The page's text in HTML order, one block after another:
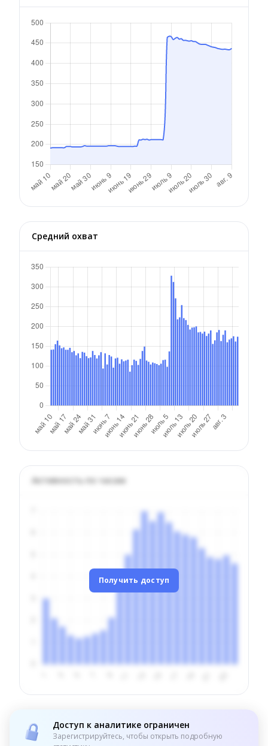
Средний охват
Активность по часам
Получить доступ
Доступ к аналитике ограничен
Зарегистрируйтесь, чтобы открыть подробную